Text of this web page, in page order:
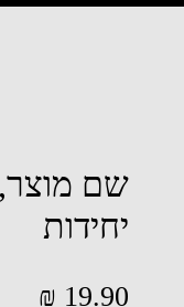
שם
יחידות